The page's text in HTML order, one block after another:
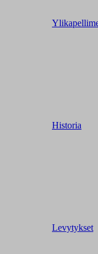
Historia
Levytykset